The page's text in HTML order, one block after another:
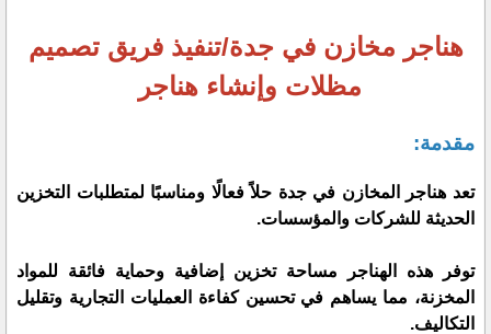
هناجر مخازن في جدة/تنفيذ فريق تصميم
مظلات وإنشاء هناجر
مقدمة:
تعد هناجر المخازن في جدة حلاً فعالًا ومناسبًا لمتطلبات التخزين
الحديثة للشركات والمؤسسات.
توفر هذه الهناجر مساحة تخزين إضافية وحماية فائقة للمواد
المخزنة، مما يساهم في تحسين كفاءة العمليات التجارية وتقليل
التكاليف.